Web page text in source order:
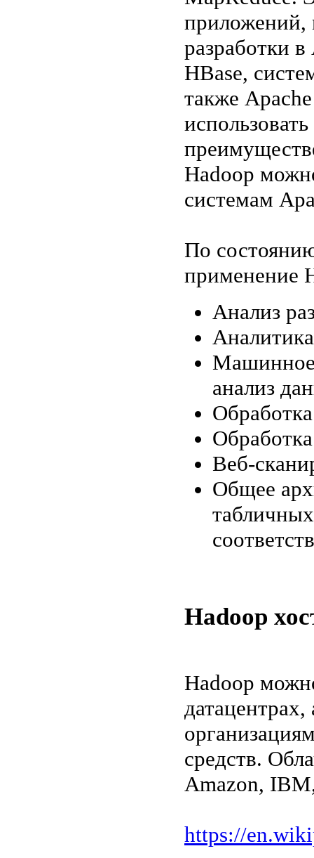
приложений,
разработки
HBase,
также
Hadoop
системам
По
применение
Анализ
Машинное
анализ
Веб-
Общее
Hadoop
Hadoop
датацентрах,
средств.
Amazon,
https://